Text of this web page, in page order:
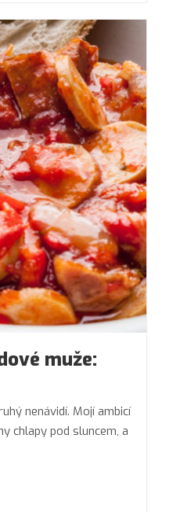
muže:
nenávidí. Mojí ambicí
chlapy pod sluncem, a